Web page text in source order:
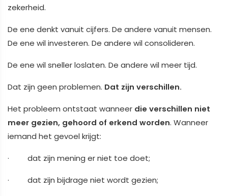
zekerheid.
De ene denkt vanuit cijfers. De andere vanuit mensen.
De ene wil investeren. De andere wil consolideren.
De ene wil sneller loslaten. De andere wil meer tijd.
Dat zijn geen problemen. Dat zijn verschillen.
Het probleem ontstaat wanneer die verschillen niet
meer gezien, gehoord of erkend worden. Wanneer
iemand het gevoel krijgt:
· dat zijn mening er niet toe doet;
· dat zijn bijdrage niet wordt gezien;